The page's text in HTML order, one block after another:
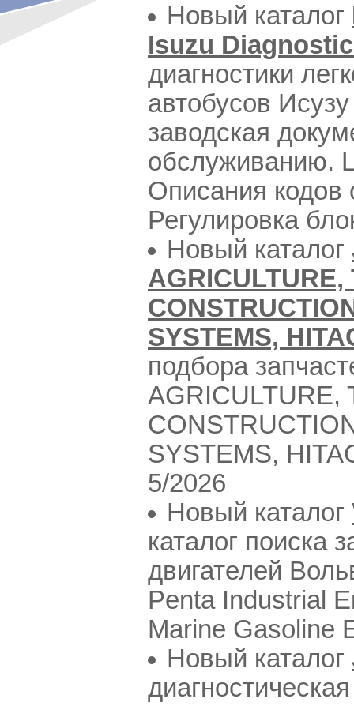
Новый каталог
Isuzu
диагностики
автобусов
заводская
обслуживанию.
Описания кодов
Регулировка
Новый каталог
AGRICULTURE,
SYSTEMS,
подбора
AGRICULTURE,
SYSTEMS,
5/2026
Новый каталог
каталог поиска
двигателей
Penta Industrial
Marine Gasoline
Новый каталог